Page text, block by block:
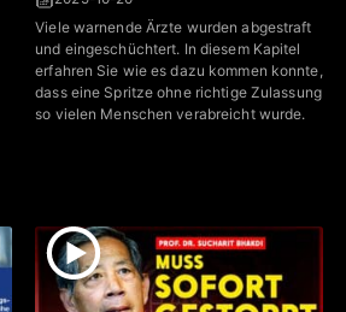
Viele warnende Ärzte wurden abgestraft
und eingeschüchtert. In diesem Kapitel
erfahren Sie wie es dazu kommen konnte,
dass eine Spritze ohne richtige Zulassung
so vielen Menschen verabreicht wurde.